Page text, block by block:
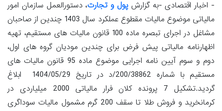
- اخبار اقتصادی -به گزارش پول و تجارت، دستورالعمل سازمان امور
مالیاتی موضوع مالیات مقطوع عملکرد سال 1403 چندین از صاحبان
مشاغل در اجرای تبصره ماده 100 قانون مالیات های مستقیم، تهیه
اظهارنامه مالیاتی پیش فرض برای چندین مودیان گروه های اول،
دوم و سوم آیین نامه اجرایی موضوع ماده 95 قانون مالیات های
مستقیم با شماره 200/38862/د در تاریخ 1404/05/29 ابلاغ
گردید.تشکیل 7 پرونده کلان فرار مالیاتی 2000 میلیاردی در
کرمانخرید و فروش طلا تا سقف 200 گرم مشمول مالیات سوداگری